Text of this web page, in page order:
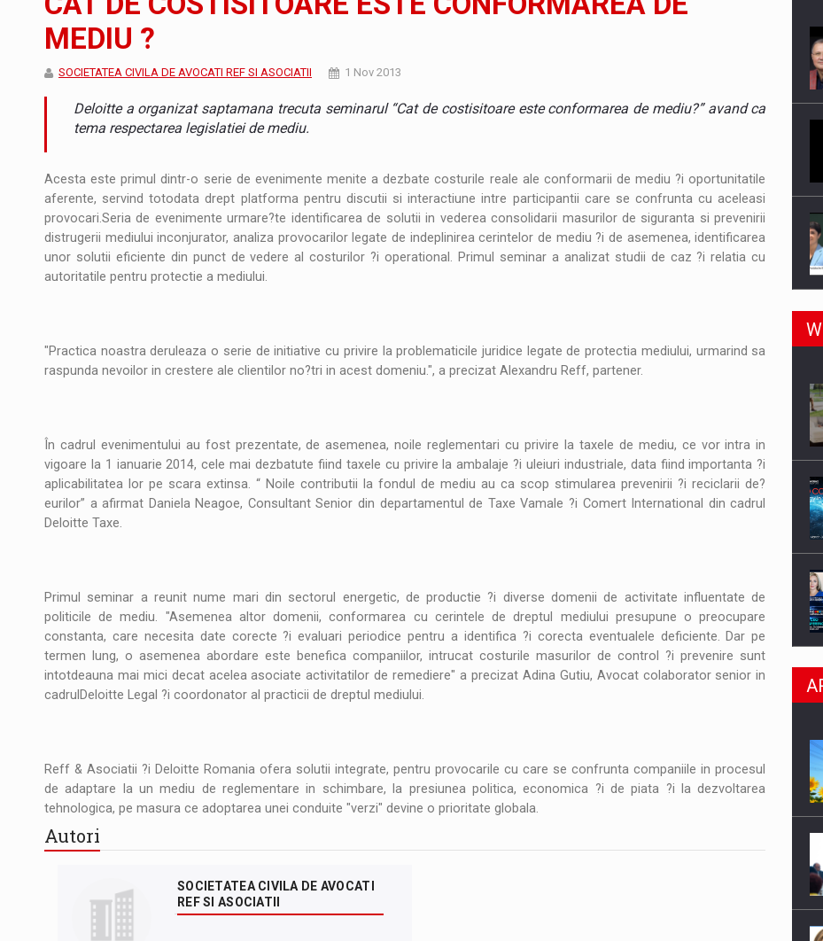
ARTICOLE Producatorii si comerciantii care nu se supun noilor reglementari UE privind ambalajele pot risca retragerea
INTERVIURI LEADERSHIP IN MISCARE
INTERVIURI CU BATERIILE PERMANENT INCARCATE
INTERVIURI OUR EDGE WILL COME FROM BEING THE MOST DIGITALIZED WHOLESALER IN ROMANIA
INTERVIURI COFFEE IS OUR LOVE LANGUAGE
STIRI Hard Enduro Piatra Craiului 2026, fueled by benzinariile RO concept OSCAR – peste 500 de participanti
Fondul de investitii BoldMind si echipa de management a Pall-Ex, liderul pietei de transport paletizat din Romania,
STIRI RANGE ROVER DEZVALUIE AL CINCILEA MEMBRU AL FAMILIEI: RANGE ROVER GT
STIRI JAECOO 5 SHS-H a ajuns in Romania
ARTICOLE Proteinmaxxing and the Future of Protein Demand
MEDIU ?
SOCIETATEA CIVILA DE AVOCATI REF SI ASOCIATII 1 Nov 2013
Deloitte a organizat saptamana trecuta seminarul “Cat de costisitoare este conformarea de mediu?” avand ca
tema respectarea legislatiei de mediu.
Acesta este primul dintr-o serie de evenimente menite a dezbate costurile reale ale conformarii de mediu ?i oportunitatile
aferente, servind totodata drept platforma pentru discutii si interactiune intre participantii care se confrunta cu aceleasi
provocari.Seria de evenimente urmare?te identificarea de solutii in vederea consolidarii masurilor de siguranta si prevenirii
distrugerii mediului inconjurator, analiza provocarilor legate de indeplinirea cerintelor de mediu ?i de asemenea, identificarea
unor solutii eficiente din punct de vedere al costurilor ?i operational. Primul seminar a analizat studii de caz ?i relatia cu
autoritatile pentru protectie a mediului.
"Practica noastra deruleaza o serie de initiative cu privire la problematicile juridice legate de protectia mediului, urmarind sa
raspunda nevoilor in crestere ale clientilor no?tri in acest domeniu.", a precizat Alexandru Reff, partener.
În cadrul evenimentului au fost prezentate, de asemenea, noile reglementari cu privire la taxele de mediu, ce vor intra in
vigoare la 1 ianuarie 2014, cele mai dezbatute fiind taxele cu privire la ambalaje ?i uleiuri industriale, data fiind importanta ?i
aplicabilitatea lor pe scara extinsa. “ Noile contributii la fondul de mediu au ca scop stimularea prevenirii ?i reciclarii de?
eurilor” a afirmat Daniela Neagoe, Consultant Senior din departamentul de Taxe Vamale ?i Comert International din cadrul
Deloitte Taxe.
Primul seminar a reunit nume mari din sectorul energetic, de productie ?i diverse domenii de activitate influentate de
politicile de mediu. "Asemenea altor domenii, conformarea cu cerintele de dreptul mediului presupune o preocupare
constanta, care necesita date corecte ?i evaluari periodice pentru a identifica ?i corecta eventualele deficiente. Dar pe
termen lung, o asemenea abordare este benefica companiilor, intrucat costurile masurilor de control ?i prevenire sunt
intotdeauna mai mici decat acelea asociate activitatilor de remediere" a precizat Adina Gutiu, Avocat colaborator senior in
cadrulDeloitte Legal ?i coordonator al practicii de dreptul mediului.
Reff & Asociatii ?i Deloitte Romania ofera solutii integrate, pentru provocarile cu care se confrunta companiile in procesul
de adaptare la un mediu de reglementare in schimbare, la presiunea politica, economica ?i de piata ?i la dezvoltarea
tehnologica, pe masura ce adoptarea unei conduite "verzi" devine o prioritate globala.
Autori
SOCIETATEA CIVILA DE AVOCATI
REF SI ASOCIATII